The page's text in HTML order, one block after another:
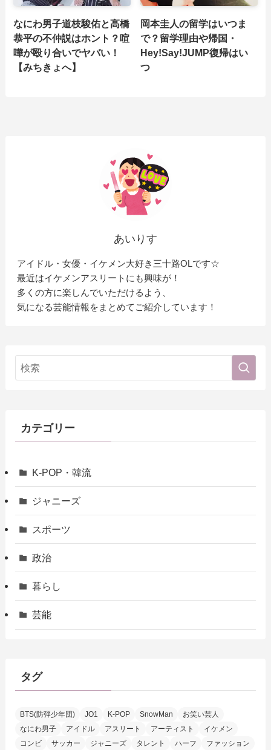
なにわ男子道枝駿佑と高橋
恭平の不仲説はホント？喧
嘩が殴り合いでヤバい！
【みちきょへ】
岡本圭人の留学はいつま
で？留学理由や帰国・
Hey!Say!JUMP復帰はい
つ
あいりす
アイドル・女優・イケメン大好き三十路OLです☆
最近はイケメンアスリートにも興味が！
多くの方に楽しんでいただけるよう、
気になる芸能情報をまとめてご紹介しています！
カテゴリー
K-POP・韓流
ジャニーズ
スポーツ
政治
暮らし
芸能
タグ
BTS(防弾少年団) JO1 K-POP SnowMan
お笑い芸人
なにわ男子
アイドル アスリート アーティスト
イケメン
コンビ
サッカー ジャニーズ タレント ハーフ
ファッション